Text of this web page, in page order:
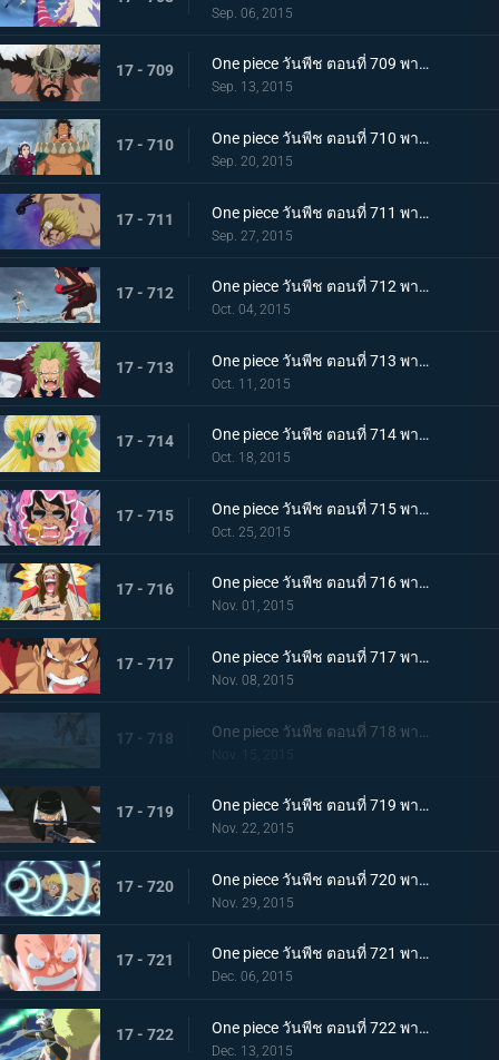
Sep. 06, 2015
17 - 709 One piece วันพีช ตอนที่ 709 พากย์ไทย ศึกตัดสินของผู้บริหาร ไฮรูดินผู้มีความภาคภูมิสูงส่ง!
Sep. 13, 2015
17 - 710 One piece วันพีช ตอนที่ 710 พากย์ไทย สงครามความรัก ไซผู้นำคนใหม่ ปะทะ เบบี้ไฟว์!
Sep. 20, 2015
17 - 711 One piece วันพีช ตอนที่ 711 พากย์ไทย ทิฐิลูกผู้ชาย! การโจมตีสุดท้ายของเบลลามี่!
Sep. 27, 2015
17 - 712 One piece วันพีช ตอนที่ 712 พากย์ไทย พายุโหมกระหน่ำ! ฮาคุบะ ปะทะ เดลลิงเจอร์!
Oct. 04, 2015
17 - 713 One piece วันพีช ตอนที่ 713 พากย์ไทย บาริ บาริ! หมัดเทพเจ้าสำแดงเดช!
Oct. 11, 2015
17 - 714 One piece วันพีช ตอนที่ 714 พากย์ไทย ต้องช่วยเจ้าหญิงแห่งการรักษามันเชอร์รี่ให้ได้!
Oct. 18, 2015
17 - 715 One piece วันพีช ตอนที่ 715 พากย์ไทย การดวลของลูกผู้ชาย! บทเพลงอาลัยรักของซินญอร์!
Oct. 25, 2015
17 - 716 One piece วันพีช ตอนที่ 716 พากย์ไทย ละอองดาวมรณะ! การโจมตีที่โหมกระหน่ำของไดอาเมนเต้!
Nov. 01, 2015
17 - 717 One piece วันพีช ตอนที่ 717 พากย์ไทย เทียโนบาสทาโด้! เคียรอสดาบสายฟ้าพิโรธ!
Nov. 08, 2015
17 - 718
17 - 719 One piece วันพีช ตอนที่ 719 พากย์ไทย พิฆาตกลางเวหา! โซโลระเบิดสุดยอดท่าไม้ตายลับใหม่!
Nov. 22, 2015
17 - 720 One piece วันพีช ตอนที่ 720 พากย์ไทย ลาก่อนนะเบลลามี่! หมัดแห่งการจากลา!
Nov. 29, 2015
17 - 721 One piece วันพีช ตอนที่ 721 พากย์ไทย ลอว์ดับศูนย์!! ลูฟี่โจมตีอย่างบ้าคลั่ง!
Dec. 06, 2015
17 - 722 One piece วันพีช ตอนที่ 722 พากย์ไทย ดาบแห่งความมุ่งมั่น! การสวนกลับของ แกมม่าไนฟ์!!
Dec. 13, 2015